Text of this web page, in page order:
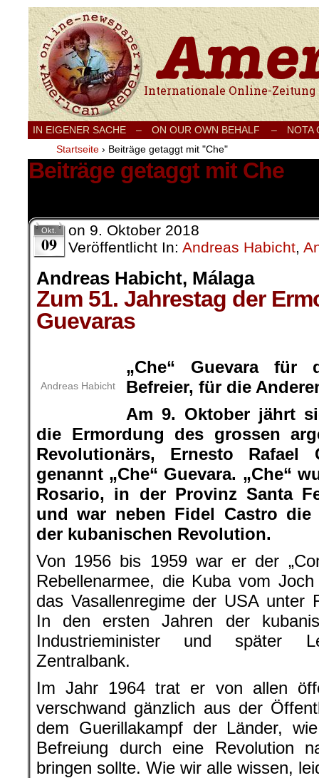
Internationale Onlinezeitung für Frieden,
IN EIGENER SACHE – ON OUR OWN BEHALF –
NOTA
Startseite › Beiträge getaggt mit "Che"
Beiträge getaggt mit Che
Okt.
09
on 9. Oktober 2018
Veröffentlicht In: Andreas Habicht,
Andreas Habicht, Málaga
Zum 51. Jahrestag der
Guevaras
Andreas Habicht
„Che“ Guevara für
Befreier, für die
Am 9. Oktober jährt
die Ermordung des grossen
Revolutionärs, Ernesto
genannt „Che“ Guevara. „Che“
Rosario, in der Provinz Santa
und war neben Fidel Castro
der kubanischen Revolution.
Von 1956 bis 1959 war er der
Rebellenarmee, die Kuba vom
das Vasallenregime der USA unter
In den ersten Jahren der
Industrieminister und später
Zentralbank.
Im Jahr 1964 trat er von allen
verschwand gänzlich aus der
dem Guerillakampf der Länder,
Befreiung durch eine Revolution
bringen sollte. Wie wir alle wissen,